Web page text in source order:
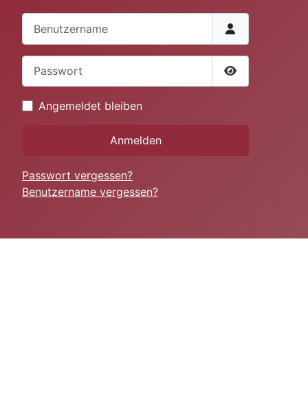
Passwort
Passwort
Angemeldet bleiben
Anmelden
Passwort vergessen?
Benutzername vergessen?